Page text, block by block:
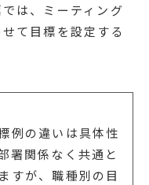
は、ミーティング
て目標を設定する
例の違いは具体性
署関係なく共通と
すが、職種別の目